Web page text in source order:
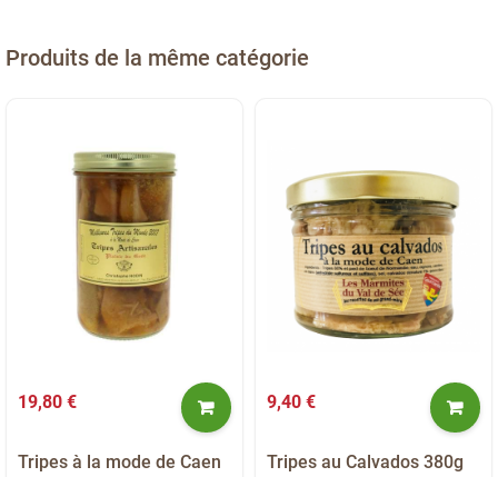
Produits de la même catégorie
19,80 €
Tripes à la mode de Caen
9,40 €
Tripes au Calvados 380g